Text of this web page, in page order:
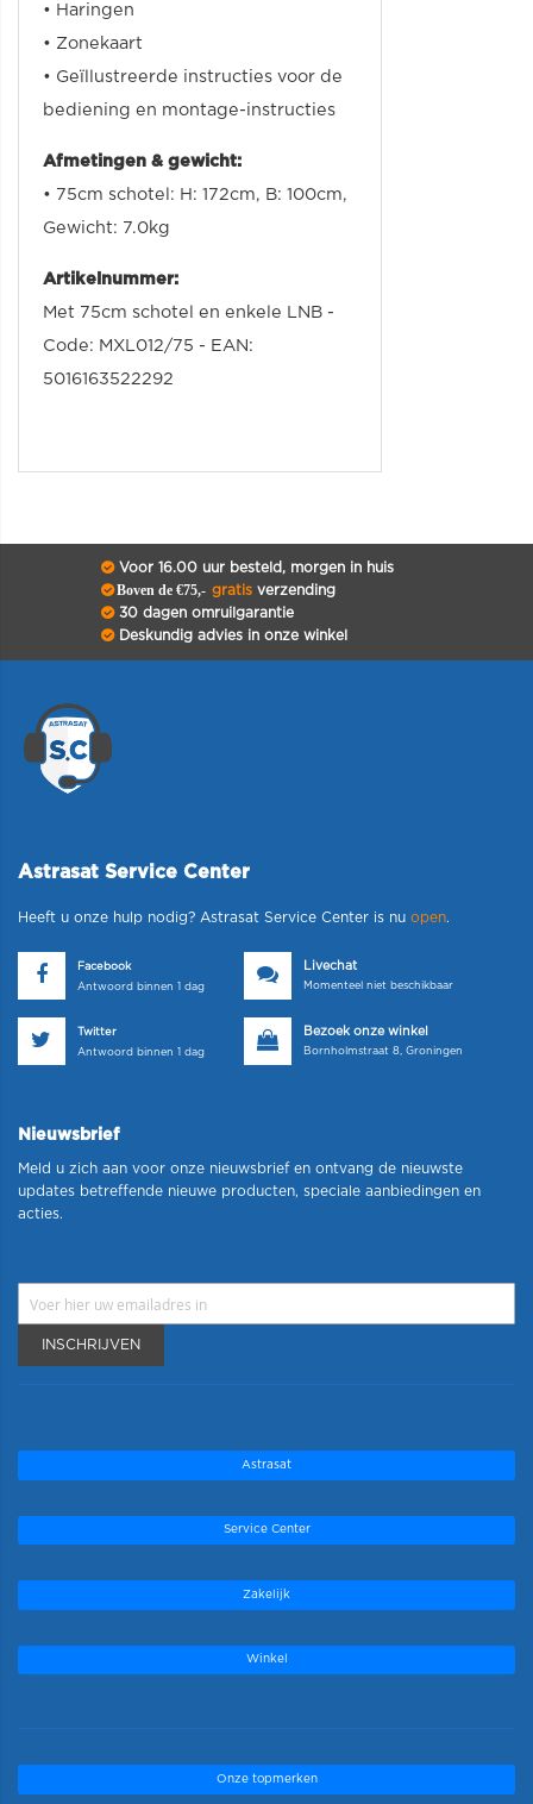
• Haringen
• Zonekaart
• Geïllustreerde instructies voor de
bediening en montage-instructies
Afmetingen & gewicht:
• 75cm schotel: H: 172cm, B: 100cm,
Gewicht: 7.0kg
Artikelnummer:
Met 75cm schotel en enkele LNB -
Code: MXL012/75 - EAN:
5016163522292
Voor 16.00 uur besteld, morgen in huis
Boven de €75,- gratisverzending
30 dagen omruilgarantie
Deskundig advies in onze winkel
Astrasat Service Center
Heeft u onze hulp nodig? Astrasat Service Center is nu open.
Facebook
Antwoord binnen 1 dag
Livechat
Momenteel niet beschikbaar
Twitter
Antwoord binnen 1 dag
Bezoek onze winkel
Bornholmstraat 8, Groningen
Nieuwsbrief
Meld u zich aan voor onze nieuwsbrief en ontvang de nieuwste
updates betreffende nieuwe producten, speciale aanbiedingen en
acties.
INSCHRIJVEN
Astrasat
Service Center
Zakelijk
Winkel
Onze topmerken